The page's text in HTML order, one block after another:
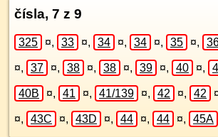
čísla, 7 z 9
325 ¤, 33 ¤, 34 ¤, 34 ¤, 35 ¤,
¤, 37 ¤, 38 ¤, 38 ¤, 39 ¤, 40 ¤,
40B ¤, 41 ¤, 41/139 ¤, 42 ¤, 42
¤, 43C ¤, 43D ¤, 44 ¤, 44 ¤, 45A